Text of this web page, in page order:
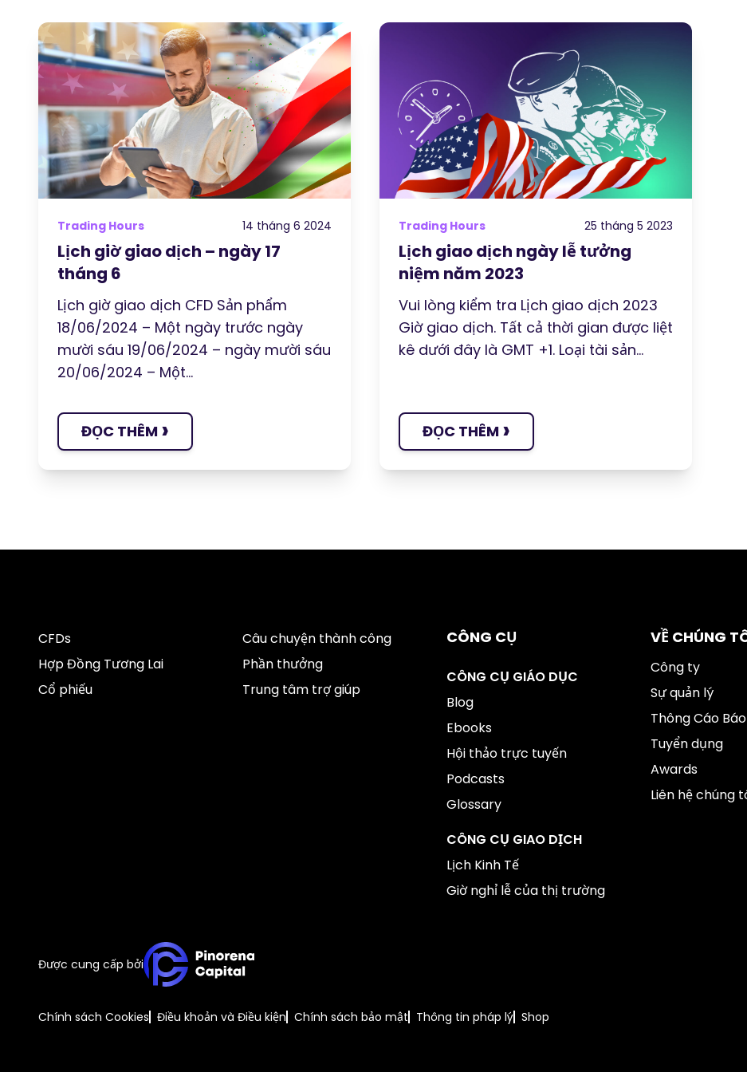
Trading Hours 14 tháng 6 2024
Lịch giờ giao dịch – ngày 17
tháng 6
Lịch giờ giao dịch CFD Sản phẩm
18/06/2024 – Một ngày trước ngày
mười sáu 19/06/2024 – ngày mười sáu
20/06/2024 – Một...
ĐỌC THÊM ›
Trading Hours 25 tháng 5 2023
Lịch giao dịch ngày lễ tưởng
niệm năm 2023
Vui lòng kiểm tra Lịch giao dịch 2023
Giờ giao dịch. Tất cả thời gian được liệt
kê dưới đây là GMT +1. Loại tài sản...
ĐỌC THÊM ›
CFDs
Hợp Đồng Tương Lai
Cổ phiếu
Câu chuyện thành công
Phần thưởng
Trung tâm trợ giúp
CÔNG CỤ
CÔNG CỤ GIÁO DỤC
Blog
Ebooks
Hội thảo trực tuyến
Podcasts
Glossary
CÔNG CỤ GIAO DỊCH
Lịch Kinh Tế
Giờ nghỉ lễ của thị trường
VỀ CHÚNG
Công ty
Sự quản lý
Thông Cáo
Tuyển dụng
Awards
Liên hệ chúng
Được cung cấp bởi
Chính sách Cookies Điều khoản và Điều kiện Chính sách bảo mật Thông tin pháp lý Shop